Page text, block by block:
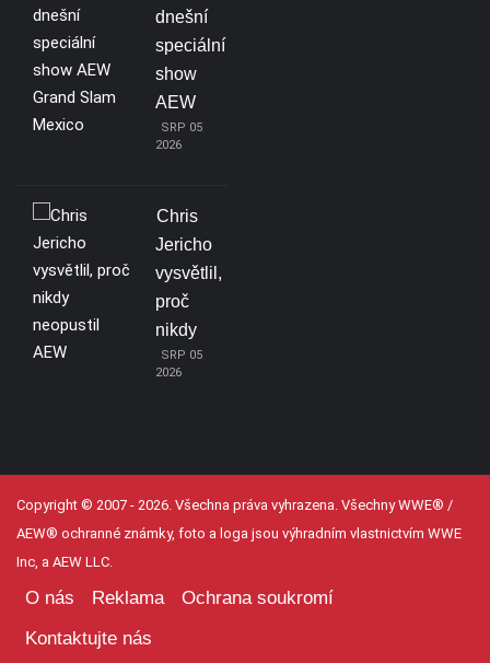
dnešní
speciální
show
AEW
SRP 05
2026
Chris
Jericho
vysvětlil,
proč
nikdy
SRP 05
2026
Copyright © 2007 - 2026. Všechna práva vyhrazena. Všechny WWE® /
AEW® ochranné známky, foto a loga jsou výhradním vlastnictvím WWE
Inc, a AEW LLC.
O nás Reklama
Ochrana soukromí
Kontaktujte nás